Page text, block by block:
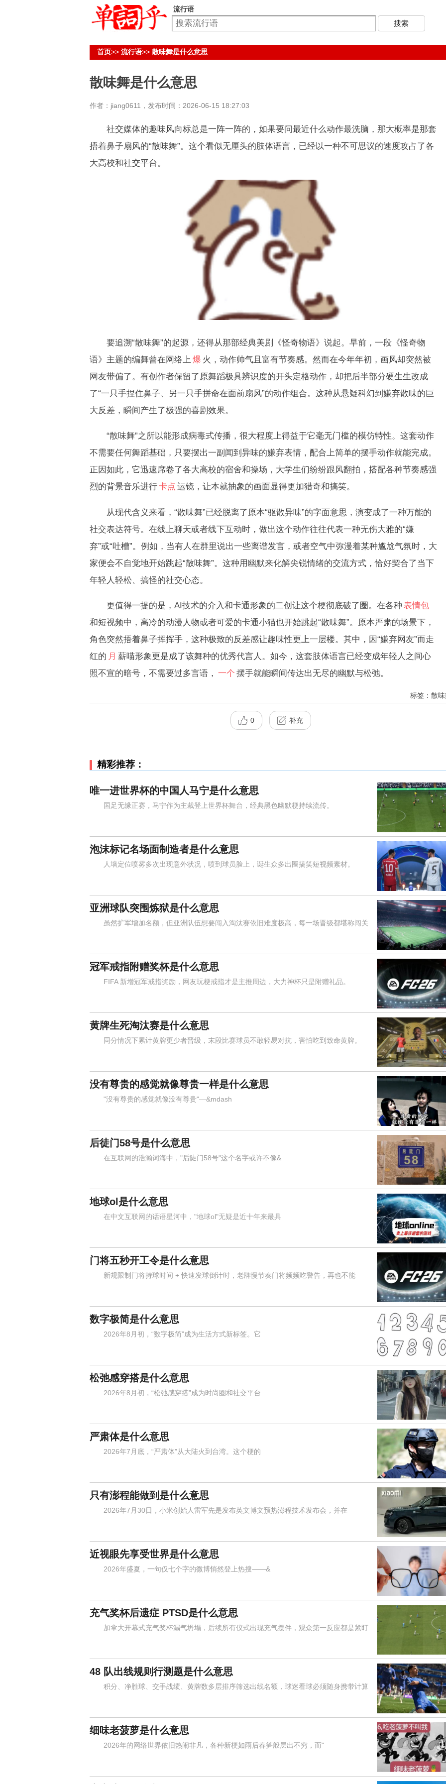
流行语
首页>> 流行语>> 散味舞是什么意思
散味舞是什么意思
作者：jiang0611，发布时间：2026-06-15 18:27:03
社交媒体的趣味风向标总是一阵一阵的，如果要问最近什么动作最洗脑，那大概率是那套
捂着鼻子扇风的“散味舞”。这个看似无厘头的肢体语言，已经以一种不可思议的速度攻占了各
大高校和社交平台。
要追溯“散味舞”的起源，还得从那部经典美剧《怪奇物语》说起。早前，一段《怪奇物
语》主题的编舞曾在网络上 爆 火，动作帅气且富有节奏感。然而在今年年初，画风却突然被
网友带偏了。有创作者保留了原舞蹈极具辨识度的开头定格动作，却把后半部分硬生生改成
了“一只手捏住鼻子、另一只手拼命在面前扇风”的动作组合。这种从悬疑科幻到嫌弃散味的巨
大反差，瞬间产生了极强的喜剧效果。
“散味舞”之所以能形成病毒式传播，很大程度上得益于它毫无门槛的模仿特性。这套动作
不需要任何舞蹈基础，只要摆出一副闻到异味的嫌弃表情，配合上简单的摆手动作就能完成。
正因如此，它迅速席卷了各大高校的宿舍和操场，大学生们纷纷跟风翻拍，搭配各种节奏感强
烈的背景音乐进行卡点 运镜，让本就抽象的画面显得更加猎奇和搞笑。
从现代含义来看，“散味舞”已经脱离了原本“驱散异味”的字面意思，演变成了一种万能的
社交表达符号。在线上聊天或者线下互动时，做出这个动作往往代表一种无伤大雅的“嫌
弃”或“吐槽”。例如，当有人在群里说出一些离谱发言，或者空气中弥漫着某种尴尬气氛时，大
家便会不自觉地开始跳起“散味舞”。这种用幽默来化解尖锐情绪的交流方式，恰好契合了当下
年轻人轻松、搞怪的社交心态。
更值得一提的是，AI技术的介入和卡通形象的二创让这个梗彻底破了圈。在各种 表情包
和短视频中，高冷的动漫人物或者可爱的卡通小猫也开始跳起“散味舞”。原本严肃的场景下，
角色突然捂着鼻子挥挥手，这种极致的反差感让趣味性更上一层楼。其中，因“嫌弃网友”而走
红的 月 薪喵形象更是成了该舞种的优秀代言人。如今，这套肢体语言已经变成年轻人之间心
照不宣的暗号，不需要过多言语， 一个 摆手就能瞬间传达出无尽的幽默与松弛。
标签：散
0 补充
精彩推荐：
唯一进世界杯的中国人马宁是什么意思
国足无缘正赛，马宁作为主裁登上世界杯舞台，经典黑色幽默梗持续流传。
泡沫标记名场面制造者是什么意思
人墙定位喷雾多次出现意外状况，喷到球员脸上，诞生众多出圈搞笑短视频素材。
亚洲球队突围炼狱是什么意思
虽然扩军增加名额，但亚洲队伍想要闯入淘汰赛依旧难度极高，每一场晋级都堪称闯关
冠军戒指附赠奖杯是什么意思
FIFA 新增冠军戒指奖励，网友玩梗戒指才是主推周边，大力神杯只是附赠礼品。
黄牌生死淘汰赛是什么意思
同分情况下累计黄牌更少者晋级，末段比赛球员不敢轻易对抗，害怕吃到致命黄牌。
没有尊贵的感觉就像尊贵一样是什么意思
"没有尊贵的感觉就像没有尊贵"—&mdash
后徒门58号是什么意思
在互联网的浩瀚词海中，"后陡门58号"这个名字或许不像&
地球ol是什么意思
在中文互联网的话语星河中，"地球ol"无疑是近十年来最具
门将五秒开工令是什么意思
新规限制门将持球时间 + 快速发球倒计时，老牌慢节奏门将频频吃警告，再也不能
数字极简是什么意思
2026年8月初，“数字极简”成为生活方式新标签。它
松弛感穿搭是什么意思
2026年8月初，“松弛感穿搭”成为时尚圈和社交平台
严肃体是什么意思
2026年7月底，“严肃体”从大陆火到台湾。这个梗的
只有澎程能做到是什么意思
2026年7月30日，小米创始人雷军先是发布英文博文预热澎程技术发布会，并在
近视眼先享受世界是什么意思
2026年盛夏，一句仅七个字的微博悄然登上热搜——&
充气奖杯后遗症 PTSD是什么意思
加拿大开幕式充气奖杯漏气坍塌，后续所有仪式出现充气摆件，观众第一反应都是紧盯
48 队出线规则行测题是什么意思
积分、净胜球、交手战绩、黄牌数多层排序筛选出线名额，球迷看球必须随身携带计算
细味老菠萝是什么意思
2026年的网络世界依旧热闹非凡，各种新梗如雨后春笋般层出不穷，而"